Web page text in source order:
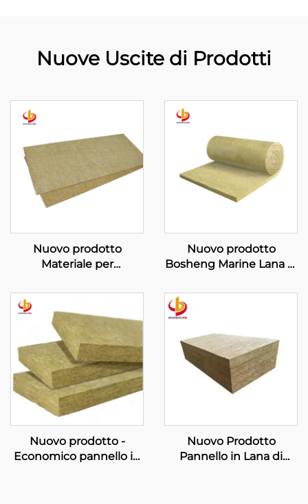
Nuove Uscite di Prodotti
Nuovo prodotto
Materiale per
e insonorizzazione Lana
di roccia per isolamento
termico Marina Lana di
roccia a pannello per
navi
Nuovo prodotto
Bosheng Marine Lana di
Isolamento Pavimento
Antincendio Rotolo di
Lana di Basalto
Nuovo prodotto -
Economico pannello in
Nuovo Prodotto
Pannello in Lana di